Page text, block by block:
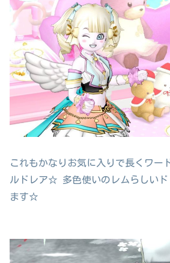
これもかなりお気に入りで長くワー
ルドレア☆ 多色使いのレムらしいド
ます☆